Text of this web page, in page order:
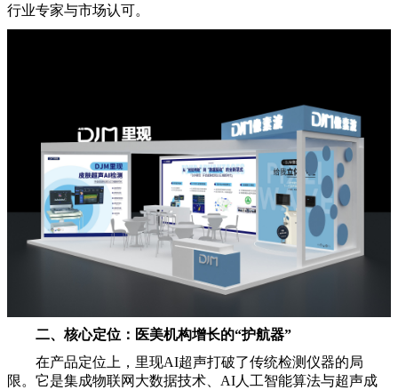
行业专家与市场认可。
二、核心定位：医美机构增长的“护航器”
在产品定位上，里现AI超声打破了传统检测仪器的局
限。它是集成物联网大数据技术、AI人工智能算法与超声成